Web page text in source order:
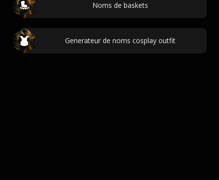
Noms de baskets
Generateur de noms cosplay outfit